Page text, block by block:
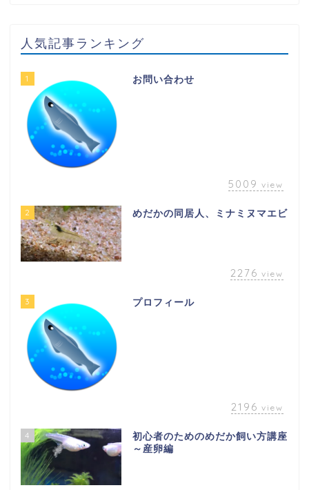
人気記事ランキング
1 お問い合わせ
5009 view
2 めだかの同居人、ミナミヌマエビ
2276 view
3 プロフィール
2196 view
4
初心者のためのめだか飼い方講座
～産卵編